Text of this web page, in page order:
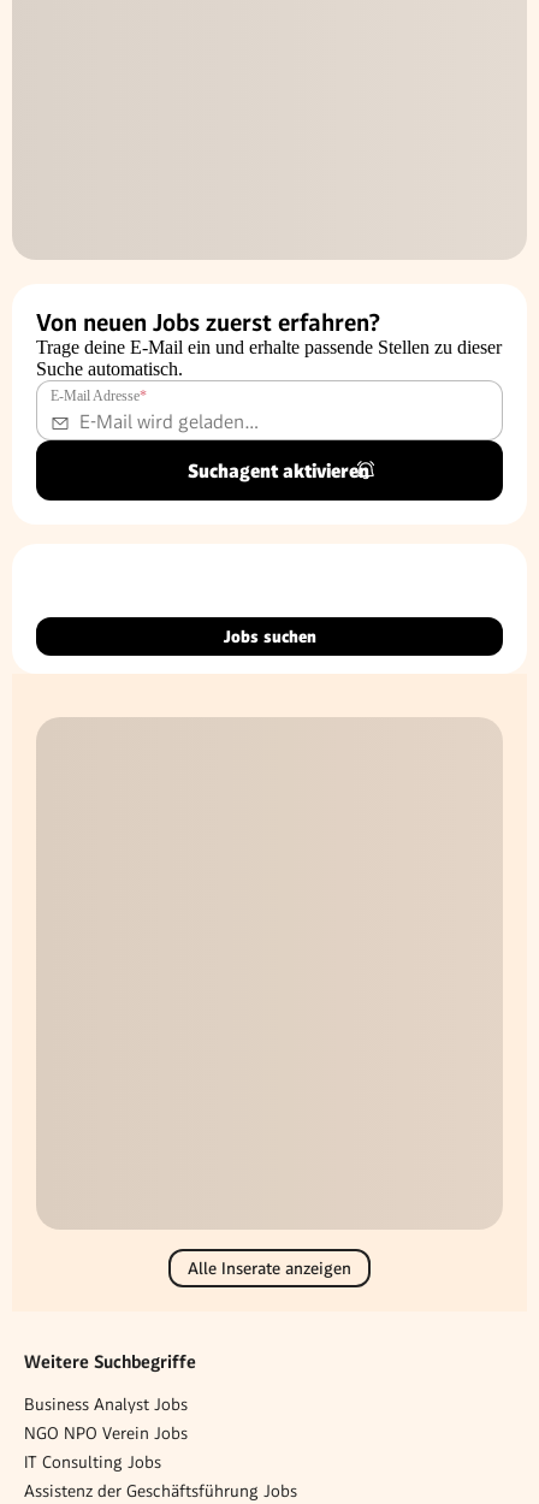
Von neuen Jobs zuerst erfahren?
Trage deine E-Mail ein und erhalte passende Stellen zu dieser
Suche automatisch.
E-Mail Adresse*
Suchagent aktivieren
Jobs suchen
Alle Inserate anzeigen
Weitere Suchbegriffe
Business Analyst Jobs
NGO NPO Verein Jobs
IT Consulting Jobs
Assistenz der Geschäftsführung Jobs